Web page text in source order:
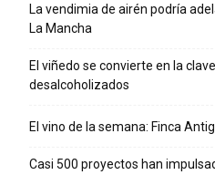
La vendimia de airén podría
La Mancha
El viñedo se convierte en la
desalcoholizados
El vino de la semana: Finca
Casi 500 proyectos han